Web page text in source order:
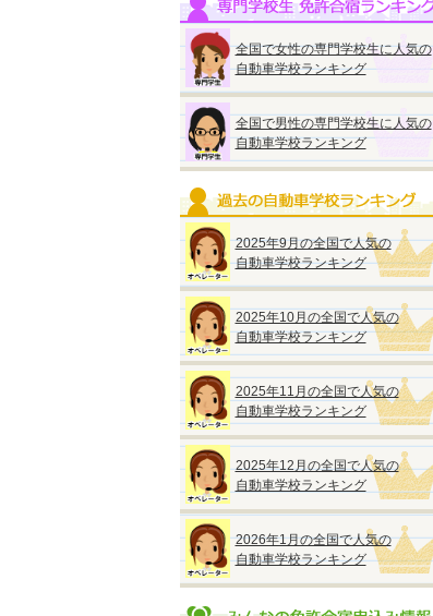
全国で女性の専門学校生に人気の
自動車学校ランキング
全国で男性の専門学校生に人気の
自動車学校ランキング
2025年9月の全国で人気の
自動車学校ランキング
2025年10月の全国で人気の
自動車学校ランキング
2025年11月の全国で人気の
自動車学校ランキング
2025年12月の全国で人気の
自動車学校ランキング
2026年1月の全国で人気の
自動車学校ランキング